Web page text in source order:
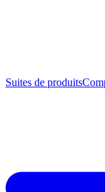
Suites de produits